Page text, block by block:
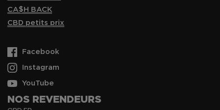
CA$H BACK
CBD petits prix
Facebook
Instagram
YouTube
NOS REVENDEURS